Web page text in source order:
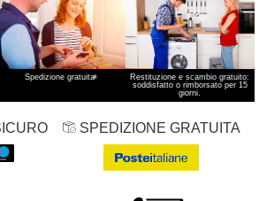
Spedizione gratuita*
Restituzione e scambio gratuito:
soddisfatto o rimborsato per 15
giorni.
SPEDIZIONE GRATUITA